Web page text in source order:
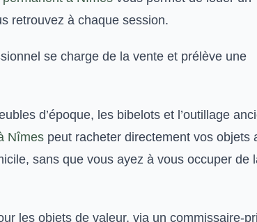
retrouvez à chaque session.
se charge de la vente et prélève une
d’époque, les bibelots et l’outillage
Nîmes peut racheter directement vos objets
sans que vous ayez à vous occuper de
les objets de valeur, via un commissaire-